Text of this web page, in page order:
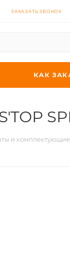
ЗАКАЗАТЬ ЗВОНОК
КАК
и комплектующие